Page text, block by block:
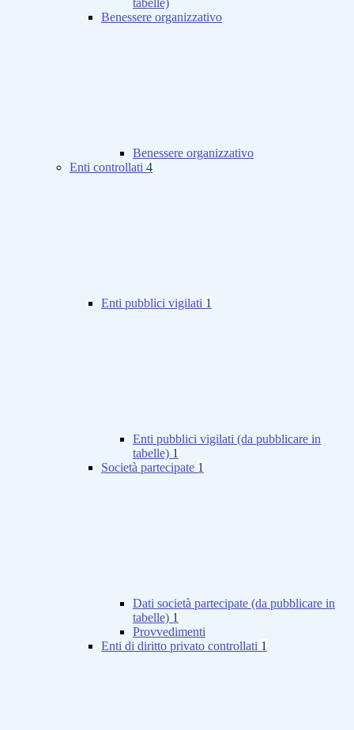
tabelle)
Benessere organizzativo
Benessere organizzativo
Enti controllati 4
Enti pubblici vigilati 1
Enti pubblici vigilati (da pubblicare in
tabelle) 1
Società partecipate 1
Dati società partecipate (da pubblicare in
tabelle) 1
Provvedimenti
Enti di diritto privato controllati 1